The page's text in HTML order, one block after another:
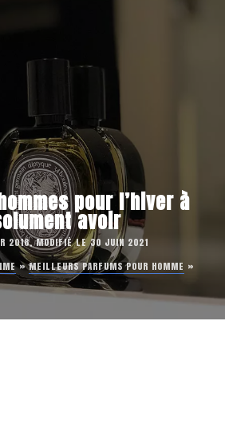
pour l’hiver à
avoir
2018, MODIFIÉ LE 30 JUIN 2021
»MEILLEURS PARFUMS POUR HOMME »